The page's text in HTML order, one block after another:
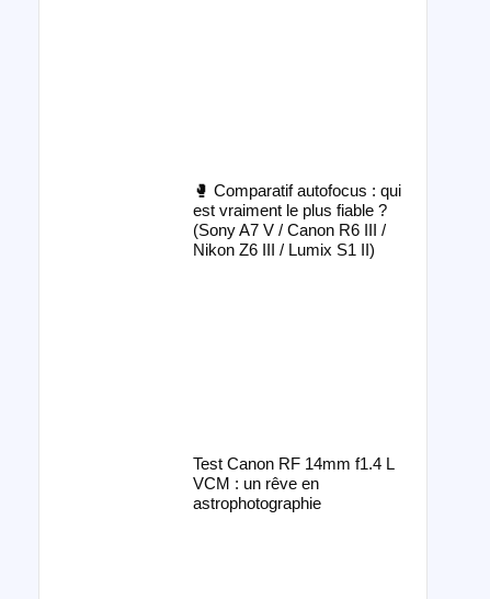
🥊 Comparatif autofocus : qui
est vraiment le plus fiable ?
(Sony A7 V / Canon R6 III /
Nikon Z6 III / Lumix S1 II)
Test Canon RF 14mm f1.4 L
VCM : un rêve en
astrophotographie